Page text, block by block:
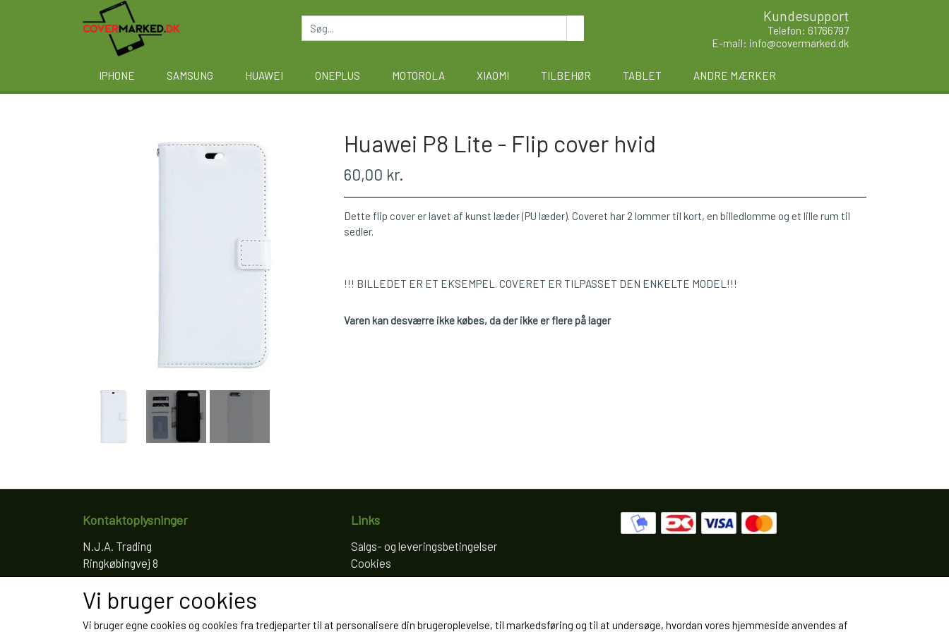
Kundesupport
Telefon: 61766797
E-mail: info@covermarked.dk
IPHONE SAMSUNG HUAWEI ONEPLUS MOTOROLA XIAOMI TILBEHØR TABLET ANDRE MÆRKER
Huawei P8 Lite - Flip cover hvid
60,00 kr.
Dette flip cover er lavet af kunst læder (PU læder). Coveret har 2 lommer til kort, en billedlomme og et lille rum til
sedler.
!!! BILLEDET ER ET EKSEMPEL. COVERET ER TILPASSET DEN ENKELTE MODEL!!!
Varen kan desværre ikke købes, da der ikke er flere på lager
Kontaktoplysninger
N.J.A. Trading
Ringkøbingvej 8
4200 Slagelse
Telefon: 61766797
CVR: 35022155
Links
Salgs- og leveringsbetingelser
Cookies
Fortrydelse og reklamation
Vi bruger cookies
Vi bruger egne cookies og cookies fra tredjeparter til at personalisere din brugeroplevelse, til markedsføring og til at undersøge, hvordan vores hjemmeside anvendes af